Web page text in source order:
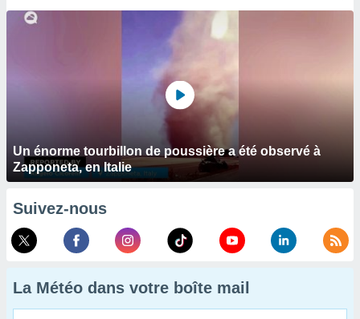
Un énorme tourbillon de poussière a été observé à
Zapponeta, en Italie
Suivez-nous
La Météo dans votre boîte mail